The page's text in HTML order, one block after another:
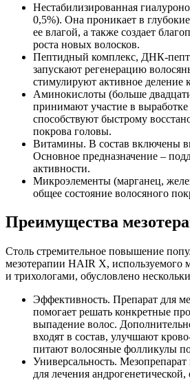
Нестабилизированная
0,5%). Она проникает в
ее влагой, а также создает
роста новых волосков.
Пептидный комплекс, ДНК-
запускают регенерацию
стимулируют активное деление
Аминокислоты (больше
принимают участие в выработке
способствуют быстрому
покрова головы.
Витамины. В состав включены
Основное предназначение –
активности.
Микроэлементы (марганец,
общее состояние волосяного
Преимущества
Столь стремительное повышение
мезотерапии HAIR X, используемого
и трихологами, обусловлено
Эффективность. Препарат для
помогает решать конкретные
выпадение волос.
входят в состав, улучшают
питают волосяные фолликулы
Универсальность. Мезопрепарат
для лечения